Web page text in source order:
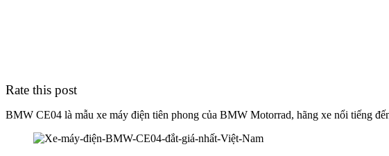
Rate this post
BMW CE04 là mẫu xe máy điện tiên phong của BMW Motorrad, hãng xe nổi tiếng